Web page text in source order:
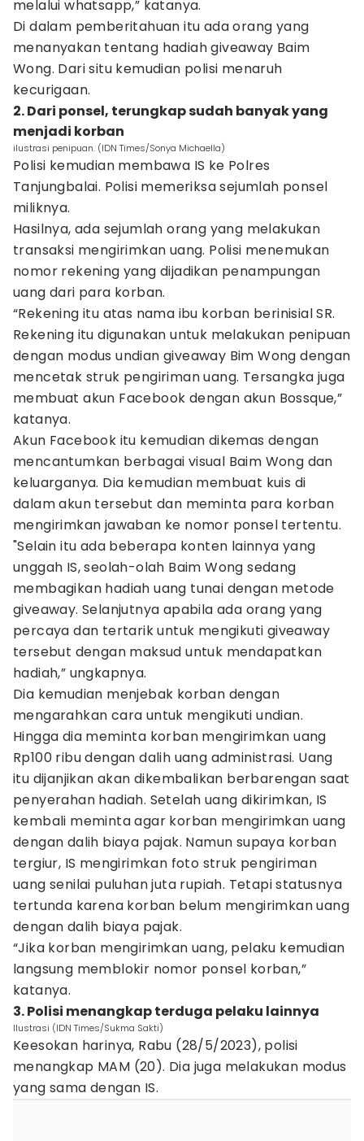
melalui whatsapp,” katanya.
Di dalam pemberitahuan itu ada orang yang
menanyakan tentang hadiah giveaway Baim
Wong. Dari situ kemudian polisi menaruh
kecurigaan.
2. Dari ponsel, terungkap sudah banyak yang
menjadi korban
ilustrasi penipuan. (IDN Times/Sonya Michaella)
Polisi kemudian membawa IS ke Polres
Tanjungbalai. Polisi memeriksa sejumlah ponsel
miliknya.
Hasilnya, ada sejumlah orang yang melakukan
transaksi mengirimkan uang. Polisi menemukan
nomor rekening yang dijadikan penampungan
uang dari para korban.
“Rekening itu atas nama ibu korban berinisial SR.
Rekening itu digunakan untuk melakukan penipuan
dengan modus undian giveaway Bim Wong dengan
mencetak struk pengiriman uang. Tersangka juga
membuat akun Facebook dengan akun Bossque,”
katanya.
Akun Facebook itu kemudian dikemas dengan
mencantumkan berbagai visual Baim Wong dan
keluarganya. Dia kemudian membuat kuis di
dalam akun tersebut dan meminta para korban
mengirimkan jawaban ke nomor ponsel tertentu.
"Selain itu ada beberapa konten lainnya yang
unggah IS, seolah-olah Baim Wong sedang
membagikan hadiah uang tunai dengan metode
giveaway. Selanjutnya apabila ada orang yang
percaya dan tertarik untuk mengikuti giveaway
tersebut dengan maksud untuk mendapatkan
hadiah,” ungkapnya.
Dia kemudian menjebak korban dengan
mengarahkan cara untuk mengikuti undian.
Hingga dia meminta korban mengirimkan uang
Rp100 ribu dengan dalih uang administrasi. Uang
itu dijanjikan akan dikembalikan berbarengan saat
penyerahan hadiah. Setelah uang dikirimkan, IS
kembali meminta agar korban mengirimkan uang
dengan dalih biaya pajak. Namun supaya korban
tergiur, IS mengirimkan foto struk pengiriman
uang senilai puluhan juta rupiah. Tetapi statusnya
tertunda karena korban belum mengirimkan uang
dengan dalih biaya pajak.
“Jika korban mengirimkan uang, pelaku kemudian
langsung memblokir nomor ponsel korban,”
katanya.
3. Polisi menangkap terduga pelaku lainnya
Ilustrasi (IDN Times/Sukma Sakti)
Keesokan harinya, Rabu (28/5/2023), polisi
menangkap MAM (20). Dia juga melakukan modus
yang sama dengan IS.